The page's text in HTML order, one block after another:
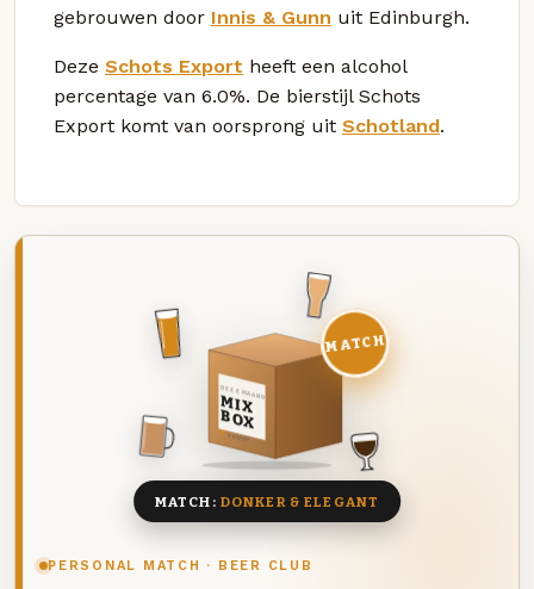
gebrouwen door Innis & Gunn uit Edinburgh.
Deze Schots Export heeft een alcohol
percentage van 6.0%. De bierstijl Schots
Export komt van oorsprong uit Schotland.
PERSONAL MATCH · BEER CLUB
DEZE MAAND
MIX
BOX
8 BIEREN
MATCH
MATCH: DONKER & ELEGANT